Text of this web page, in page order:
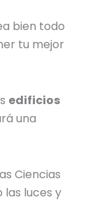
bien todo
tu mejor
edificios
una
Ciencias
las luces y